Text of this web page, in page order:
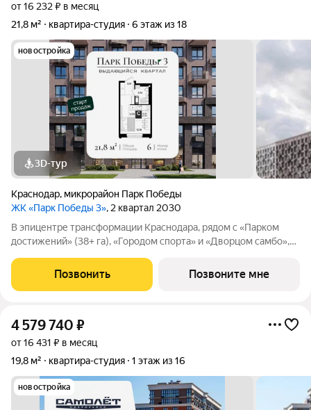
от 16 232 ₽ в месяц
21,8 м²
квартира-студия 6 этаж из 18
новостройка
3D-тур
Краснодар, микрорайон Парк Победы
ЖК «Парк Победы 3», 2 квартал 2030
В эпицентре трансформации Краснодара, рядом с «Парком
достижений» (38+ га), «Городом спорта» и «Дворцом самбо»,
этаже 18-этажного дома. Квартира находится в жилом
квартале бизнес-класса «Парк
Позвонить Позвоните мне
4 579 740 ₽
от 16 431 ₽ в месяц
19,8 м²
квартира-студия 1 этаж из 16
новостройка